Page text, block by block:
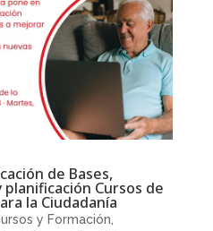
de Bases,
Cursos de
la Ciudadanía
y Formación